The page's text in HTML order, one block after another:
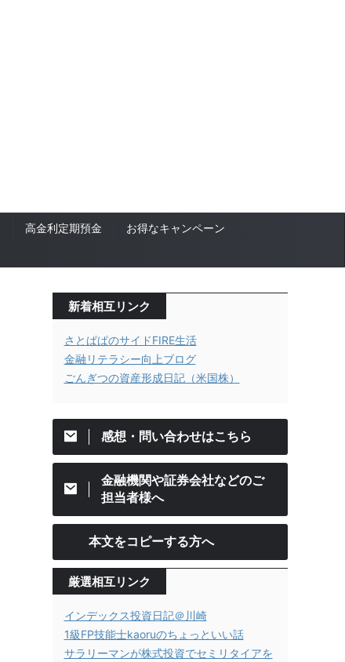
高金利定期預金
お得なキャンペーン
新着相互リンク
さとぱぱのサイドFIRE生活
金融リテラシー向上ブログ
ごんぎつの資産形成日記（米国株）
感想・問い合わせはこちら
金融機関や証券会社などのご
担当者様へ
本文をコピーする方へ
厳選相互リンク
インデックス投資日記＠川崎
1級FP技能士kaoruのちょっといい話
サラリーマンが株式投資でセミリタイアを